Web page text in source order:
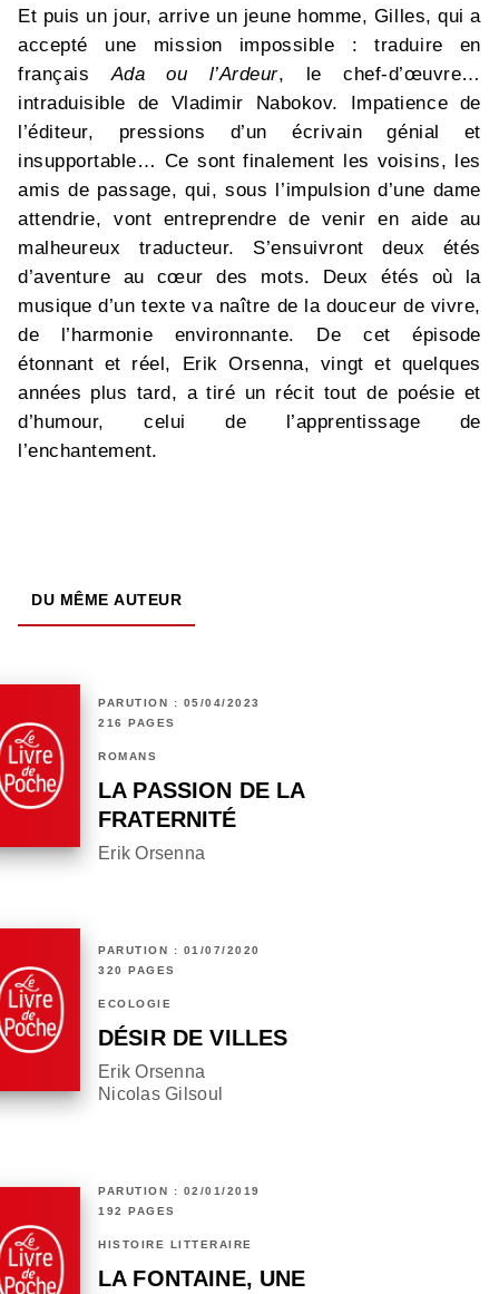
Et puis un jour, arrive un jeune homme, Gilles, qui a
accepté une mission impossible : traduire en
françaisAda ou l’Ardeur, le chef-d’œuvre…
intraduisible de Vladimir Nabokov. Impatience de
l’éditeur, pressions d’un écrivain génial et
insupportable… Ce sont finalement les voisins, les
amis de passage, qui, sous l’impulsion d’une dame
attendrie, vont entreprendre de venir en aide au
malheureux traducteur. S’ensuivront deux étés
d’aventure au cœur des mots. Deux étés où la
musique d’un texte va naître de la douceur de vivre,
de l’harmonie environnante. De cet épisode
étonnant et réel, Erik Orsenna, vingt et quelques
années plus tard, a tiré un récit tout de poésie et
d’humour, celui de l’apprentissage de
l’enchantement.
DU MÊME AUTEUR
PARUTION : 05/04/2023
216 PAGES
ROMANS
LA PASSION DE LA
FRATERNITÉ
Erik Orsenna
PARUTION : 01/07/2020
320 PAGES
ÉCOLOGIE
DÉSIR DE VILLES
Erik Orsenna
Nicolas Gilsoul
PARUTION : 02/01/2019
192 PAGES
HISTOIRE LITTÉRAIRE
LA FONTAINE, UNE